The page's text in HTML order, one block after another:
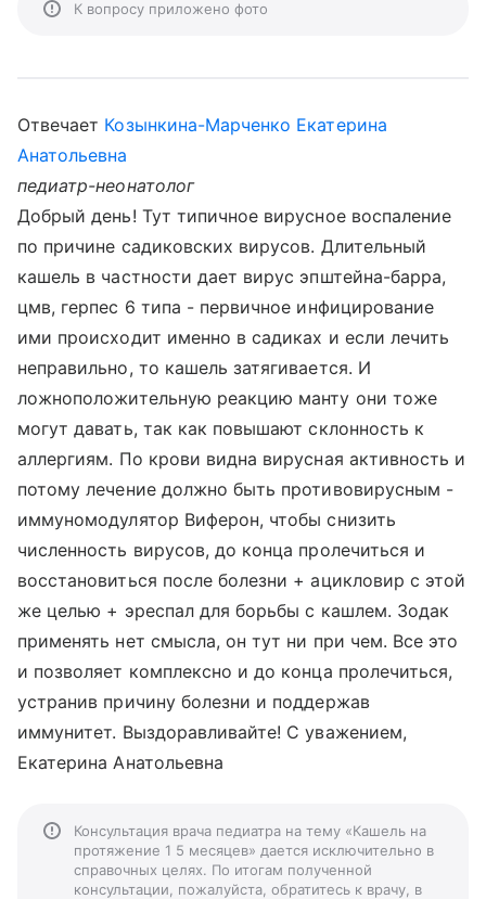
К вопросу приложено фото
Отвечает Козынкина-Марченко Екатерина
Анатольевна
педиатр-неонатолог
Добрый день! Тут типичное вирусное воспаление
по причине садиковских вирусов. Длительный
кашель в частности дает вирус эпштейна-барра,
цмв, герпес 6 типа - первичное инфицирование
ими происходит именно в садиках и если лечить
неправильно, то кашель затягивается. И
ложноположительную реакцию манту они тоже
могут давать, так как повышают склонность к
аллергиям. По крови видна вирусная активность и
потому лечение должно быть противовирусным -
иммуномодулятор Виферон, чтобы снизить
численность вирусов, до конца пролечиться и
восстановиться после болезни + ацикловир с этой
же целью + эреспал для борьбы с кашлем. Зодак
применять нет смысла, он тут ни при чем. Все это
и позволяет комплексно и до конца пролечиться,
устранив причину болезни и поддержав
иммунитет. Выздоравливайте! С уважением,
Екатерина Анатольевна
Консультация врача педиатра на тему «Кашель на
протяжение 1 5 месяцев» дается исключительно в
справочных целях. По итогам полученной
консультации, пожалуйста, обратитесь к врачу, в